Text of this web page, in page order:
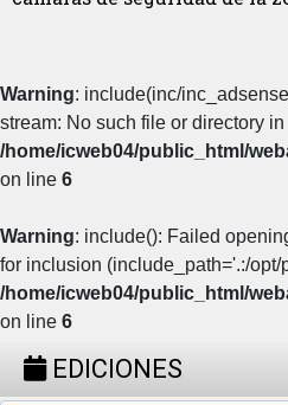
Warning: include(inc/
stream: No such file or directory in
/home/icweb04/public_html/
on line 6
Warning: include(): Failed
for inclusion (include_path='.:/opt/
/home/icweb04/public_html/
on line 6
EDICIONES